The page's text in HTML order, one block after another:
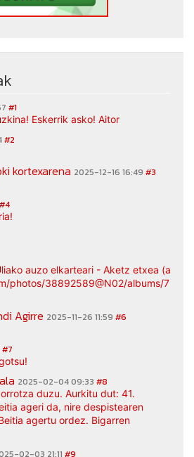
#1
Eskerrik asko! Aitor
#2
kortexarena 2025-12-16 16:49 #3
#4
auzo elkarteari - Aketz etxea
photos/38892589@N02/albums/
Agirre 2025-11-26 11:59 #6
#7
2025-02-04 09:33 #8
duzu. Aurkitu dut: 41.
ageri da, nire despistearen
agertu ordez. Bigarren
02-03 21:11 #9